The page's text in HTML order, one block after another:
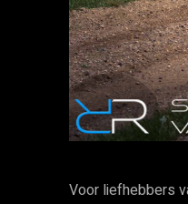
Voor liefhebbers